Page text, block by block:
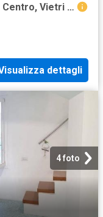
Trilocale via Giuseppe Pellegrino, Centro, Vietri sul Mare
dettagli
4 foto